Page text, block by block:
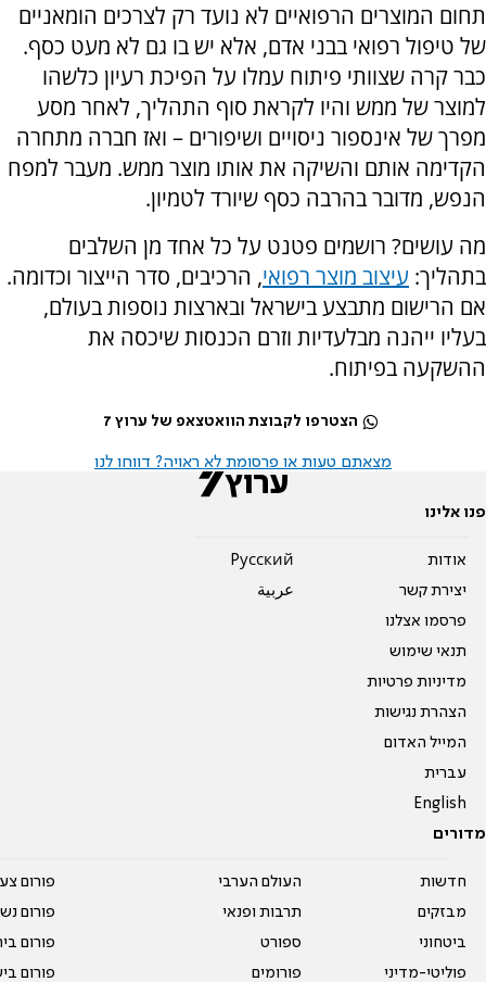
תחום המוצרים הרפואיים לא נועד רק לצרכים הומאניים
של טיפול רפואי בבני אדם, אלא יש בו גם לא מעט כסף.
כבר קרה שצוותי פיתוח עמלו על הפיכת רעיון כלשהו
למוצר של ממש והיו לקראת סוף התהליך, לאחר מסע
מפרך של אינספור ניסויים ושיפורים – ואז חברה מתחרה
הקדימה אותם והשיקה את אותו מוצר ממש. מעבר למפח
הנפש, מדובר בהרבה כסף שיורד לטמיון.
מה עושים? רושמים פטנט על כל אחד מן השלבים
בתהליך: עיצוב מוצר רפואי, הרכיבים, סדר הייצור וכדומה.
אם הרישום מתבצע בישראל ובארצות נוספות בעולם,
בעליו ייהנה מבלעדיות וזרם הכנסות שיכסה את
ההשקעה בפיתוח.
הצטרפו לקבוצת הוואטצאפ של ערוץ 7
מצאתם טעות או פרסומת לא ראויה? דווחו לנו
פנו אלינו
אודות
יצירת קשר
פרסמו אצלנו
תנאי שימוש
מדיניות פרטיות
הצהרת נגישות
המייל האדום
עברית
English
Pусский
عربية
מדורים
חדשות
מבזקים
ביטחוני
פוליטי-מדיני
העולם הערבי
תרבות ופנאי
ספורט
פורומים
פורום
פורום
פורום
פורום